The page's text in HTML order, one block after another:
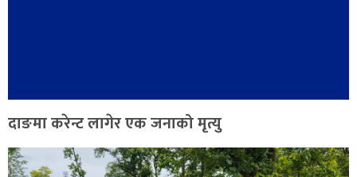
दाङमा करेन्ट लागेर एक जनाको मृत्यु